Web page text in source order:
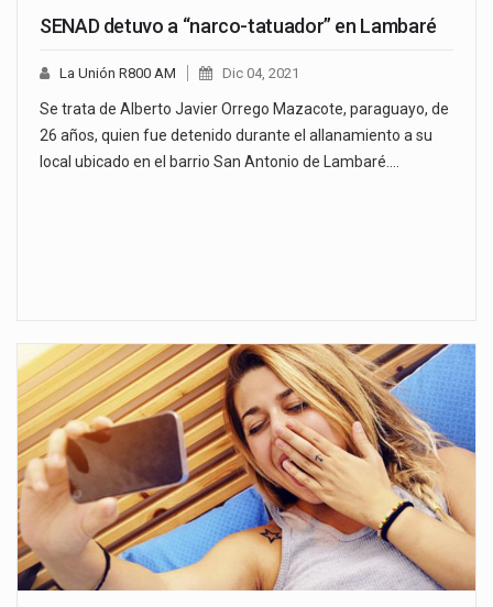
SENAD detuvo a “narco-tatuador” en Lambaré
La Unión R800 AM Dic 04, 2021
Se trata de Alberto Javier Orrego Mazacote, paraguayo, de
26 años, quien fue detenido durante el allanamiento a su
local ubicado en el barrio San Antonio de Lambaré.…